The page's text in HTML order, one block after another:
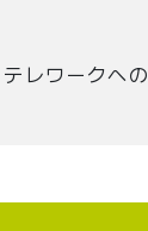
レワークへの